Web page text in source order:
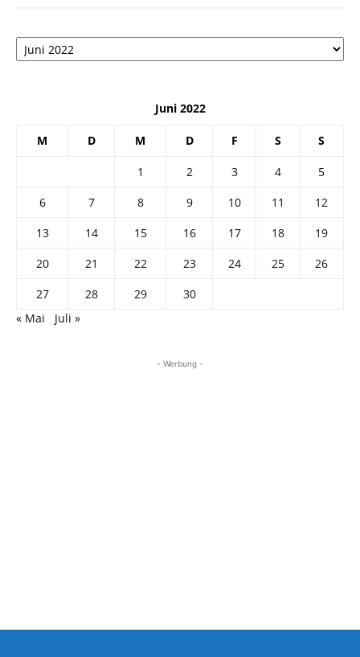
Архив
Juni 2022
M D M D F S S
1 2 3 4
5
6
7 8 9 10 11
12
13
14 15 16 17 18
19
20
21 22 23 24 25
26
27
28 29
30
« Mai
Juli »
- Werbung -